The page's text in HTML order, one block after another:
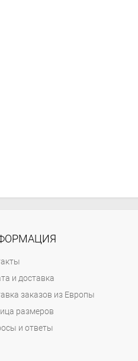
и доставка
заказов из Европы
размеров
и ответы